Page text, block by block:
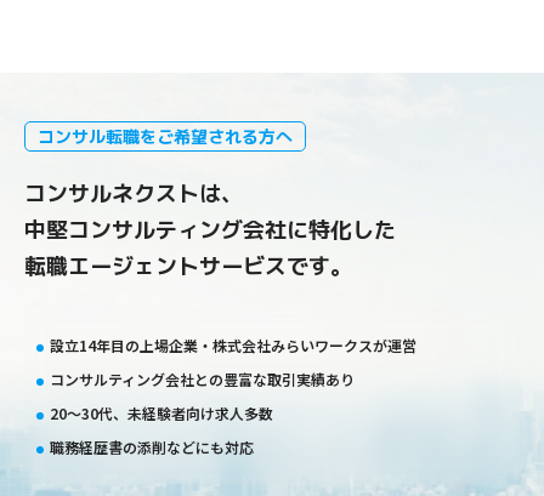
コンサル転職をご希望される方へ
コンサルネクストは、
中堅コンサルティング会社に特化した
転職エージェントサービスです。
設立14年目の上場企業・株式会社みらいワークスが運営
コンサルティング会社との豊富な取引実績あり
20〜30代、未経験者向け求人多数
職務経歴書の添削などにも対応